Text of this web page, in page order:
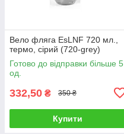
Вело фляга EsLNF 720 мл.,
термо, сірий (720-grey)
Готово до відправки більше 5
од.
332,50 ₴ 350 ₴
Купити